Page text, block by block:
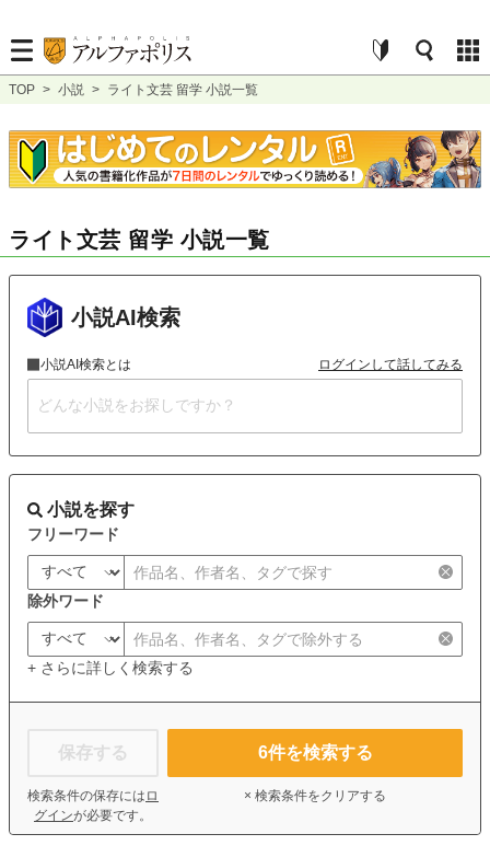
TOP > 小説 > ライト文芸 留学 小説一覧
ライト文芸 留学 小説一覧
小説AI検索
小説AI検索とは ログインして話してみる
小説を探す
フリーワード
除外ワード
+ さらに詳しく検索する
保存する
検索条件の保存には ロ
グインが必要です。
6件を検索する
× 検索条件をクリアする